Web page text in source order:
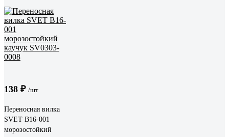
138 ₽ /шт
Переносная вилка
SVET В16-001
морозостойкий